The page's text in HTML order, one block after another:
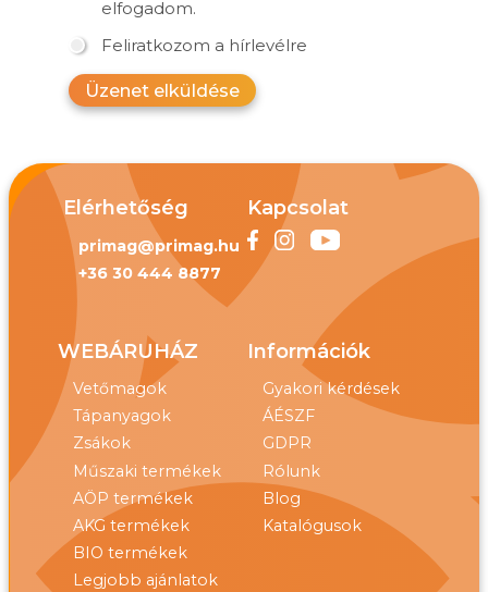
elfogadom.
Feliratkozom a hírlevélre
Üzenet elküldése
Elérhetőség
primag@primag.hu
+36 30 444 8877
Kapcsolat
WEBÁRUHÁZ
Vetőmagok
Tápanyagok
Zsákok
Műszaki termékek
AÖP termékek
AKG termékek
BIO termékek
Legjobb ajánlatok
Információk
Gyakori kérdések
ÁÉSZF
GDPR
Rólunk
Blog
Katalógusok